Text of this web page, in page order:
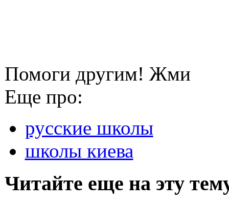
Помоги другим! Жми
Еще про:
русские школы
школы киева
Читайте еще на эту